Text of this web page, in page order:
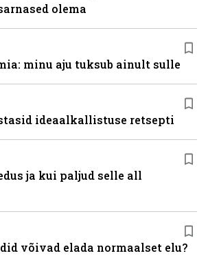
olema
minu aju tuksub ainult sulle
ideaalkallistuse retsepti
ja kui paljud selle all
võivad elada normaalset elu?